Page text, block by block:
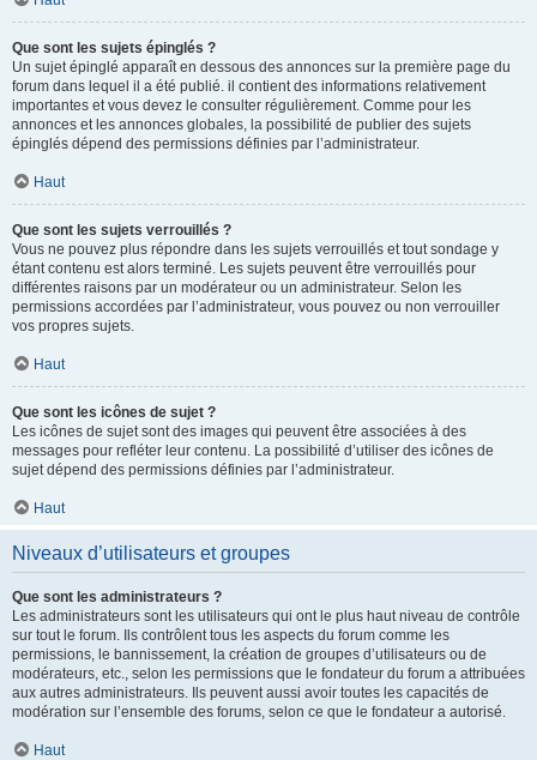
Que sont les sujets épinglés ?
Un sujet épinglé apparaît en dessous des annonces sur la première page du
forum dans lequel il a été publié. il contient des informations relativement
importantes et vous devez le consulter régulièrement. Comme pour les
annonces et les annonces globales, la possibilité de publier des sujets
épinglés dépend des permissions définies par l’administrateur.
Haut
Que sont les sujets verrouillés ?
Vous ne pouvez plus répondre dans les sujets verrouillés et tout sondage y
étant contenu est alors terminé. Les sujets peuvent être verrouillés pour
différentes raisons par un modérateur ou un administrateur. Selon les
permissions accordées par l’administrateur, vous pouvez ou non verrouiller
vos propres sujets.
Haut
Que sont les icônes de sujet ?
Les icônes de sujet sont des images qui peuvent être associées à des
messages pour refléter leur contenu. La possibilité d’utiliser des icônes de
sujet dépend des permissions définies par l’administrateur.
Haut
Niveaux d’utilisateurs et groupes
Que sont les administrateurs ?
Les administrateurs sont les utilisateurs qui ont le plus haut niveau de contrôle
sur tout le forum. Ils contrôlent tous les aspects du forum comme les
permissions, le bannissement, la création de groupes d’utilisateurs ou de
modérateurs, etc., selon les permissions que le fondateur du forum a attribuées
aux autres administrateurs. Ils peuvent aussi avoir toutes les capacités de
modération sur l’ensemble des forums, selon ce que le fondateur a autorisé.
Haut